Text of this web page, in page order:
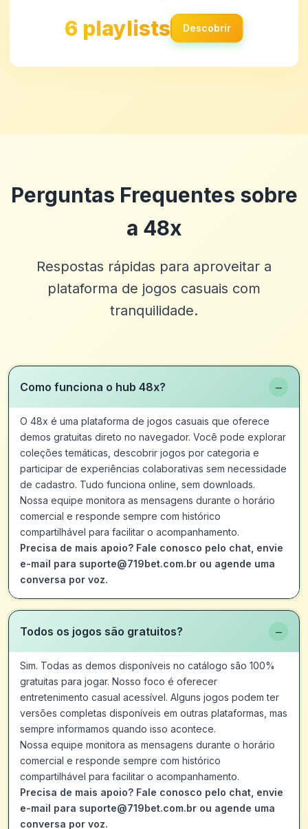
6 playlists Descobrir
Perguntas Frequentes sobre
a 48x
Respostas rápidas para aproveitar a
plataforma de jogos casuais com
tranquilidade.
Como funciona o hub 48x? −
O 48x é uma plataforma de jogos casuais que oferece
demos gratuitas direto no navegador. Você pode explorar
coleções temáticas, descobrir jogos por categoria e
participar de experiências colaborativas sem necessidade
de cadastro. Tudo funciona online, sem downloads.
Nossa equipe monitora as mensagens durante o horário
comercial e responde sempre com histórico
compartilhável para facilitar o acompanhamento.
Precisa de mais apoio? Fale conosco pelo chat, envie
e-mail para suporte@719bet.com.br ou agende uma
conversa por voz.
Todos os jogos são gratuitos? −
Sim. Todas as demos disponíveis no catálogo são 100%
gratuitas para jogar. Nosso foco é oferecer
entretenimento casual acessível. Alguns jogos podem ter
versões completas disponíveis em outras plataformas, mas
sempre informamos quando isso acontece.
Nossa equipe monitora as mensagens durante o horário
comercial e responde sempre com histórico
compartilhável para facilitar o acompanhamento.
Precisa de mais apoio? Fale conosco pelo chat, envie
e-mail para suporte@719bet.com.br ou agende uma
conversa por voz.